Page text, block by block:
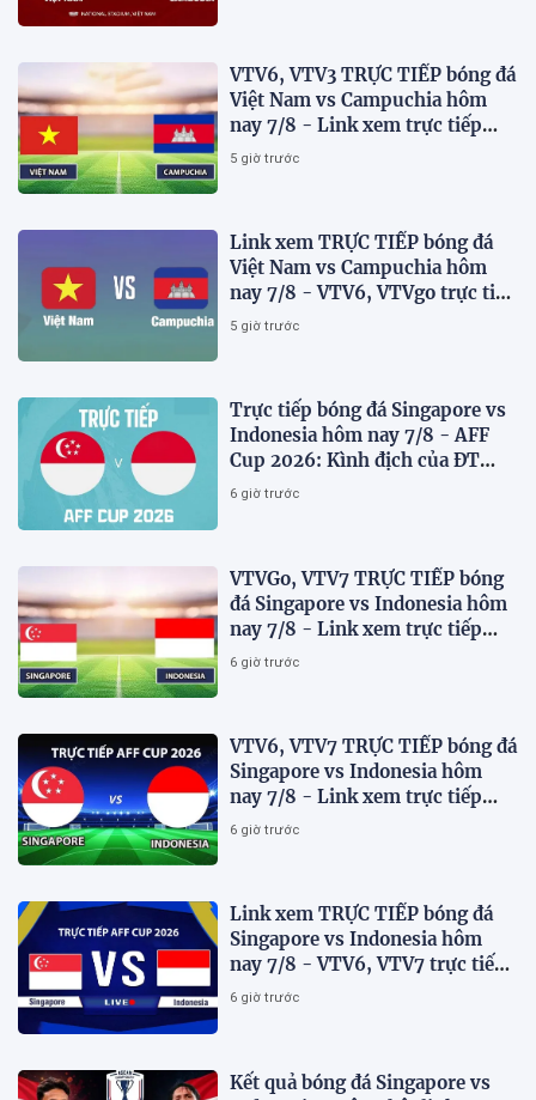
VTV6, VTV3 TRỰC TIẾP bóng đá
Việt Nam vs Campuchia hôm
nay 7/8 - Link xem trực tiếp
AFF Cup 2026 mới nhất
5 giờ trước
Link xem TRỰC TIẾP bóng đá
Việt Nam vs Campuchia hôm
nay 7/8 - VTV6, VTVgo trực tiếp
AFF Cup 2026
5 giờ trước
Trực tiếp bóng đá Singapore vs
Indonesia hôm nay 7/8 - AFF
Cup 2026: Kình địch của ĐT
Việt Nam thua đau?
6 giờ trước
VTVGo, VTV7 TRỰC TIẾP bóng
đá Singapore vs Indonesia hôm
nay 7/8 - Link xem trực tiếp
AFF Cup 2026 mới nhất
6 giờ trước
VTV6, VTV7 TRỰC TIẾP bóng đá
Singapore vs Indonesia hôm
nay 7/8 - Link xem trực tiếp
AFF Cup 2026 mới nhất
6 giờ trước
Link xem TRỰC TIẾP bóng đá
Singapore vs Indonesia hôm
nay 7/8 - VTV6, VTV7 trực tiếp
AFF Cup 2026
6 giờ trước
Kết quả bóng đá Singapore vs